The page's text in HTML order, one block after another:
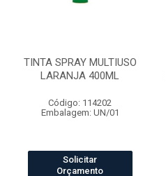
TINTA SPRAY MULTIUSO
LARANJA 400ML
Código: 114202
Embalagem: UN/01
Solicitar
Orçamento